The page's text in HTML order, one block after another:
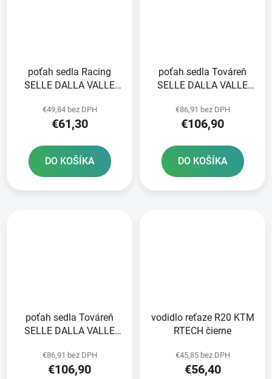
poťah sedla Racing
SELLE DALLA VALLE
€49,84 bez DPH
€61,30
DO KOŠÍKA
poťah sedla Továreň
SELLE DALLA VALLE
€86,91 bez DPH
€106,90
DO KOŠÍKA
poťah sedla Továreň
SELLE DALLA VALLE
€86,91 bez DPH
€106,90
vodidlo reťaze R20 KTM
RTECH čierne
€45,85 bez DPH
€56,40